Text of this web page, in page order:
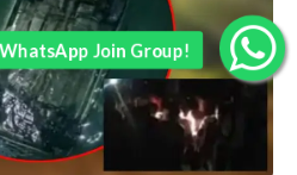
WhatsApp Join Group!